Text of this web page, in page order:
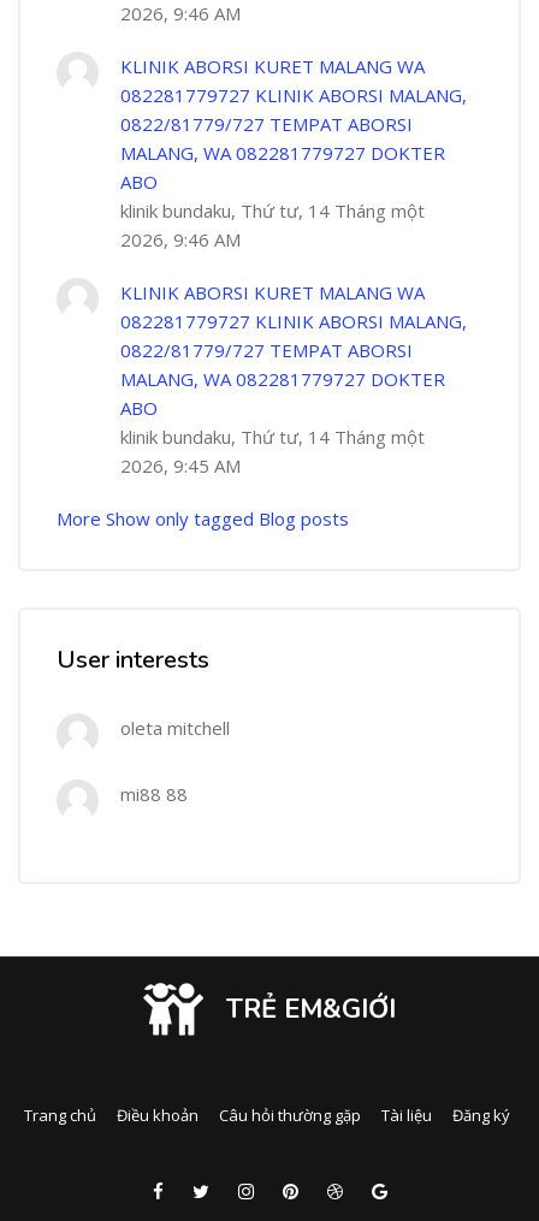
2026, 9:46 AM
KLINIK ABORSI KURET MALANG WA
082281779727 KLINIK ABORSI MALANG,
0822/81779/727 TEMPAT ABORSI
MALANG, WA 082281779727 DOKTER
ABO
klinik bundaku, Thứ tư, 14 Tháng một
2026, 9:46 AM
KLINIK ABORSI KURET MALANG WA
082281779727 KLINIK ABORSI MALANG,
0822/81779/727 TEMPAT ABORSI
MALANG, WA 082281779727 DOKTER
ABO
klinik bundaku, Thứ tư, 14 Tháng một
2026, 9:45 AM
More Show only tagged Blog posts
User interests
oleta mitchell
mi88 88
TRẺ EM&GIỚI
Trang chủ Điều khoản Câu hỏi thường gặp Tài liệu Đăng ký